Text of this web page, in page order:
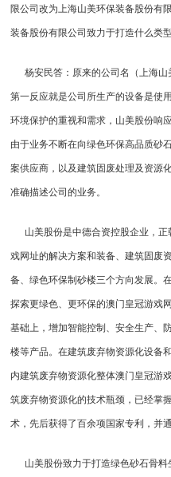
限公司改为上海山美环保装备股份有
装备股份有限公司致力于打造什么类
杨安民答：原来的公司名（上海
第一反应就是公司所生产的设备是使
环境保护的重视和需求，山美股份响
由于业务不断在向绿色环保高品质砂
案供应商，以及建筑固废处理及资源
准确描述公司的业务。
山美股份是中德合资控股企业，
戏网址的解决方案和装备、建筑固废
备、绿色环保制砂楼三个方向发展。
探索更绿色、更环保的澳门皇冠游戏
基础上，增加智能控制、安全生产、
楼等产品。在建筑废弃物资源化设备
内建筑废弃物资源化整体澳门皇冠游
筑废弃物资源化的技术瓶颈，已经掌
术，先后获得了百余项国家专利，并
山美股份致力于打造绿色砂石骨